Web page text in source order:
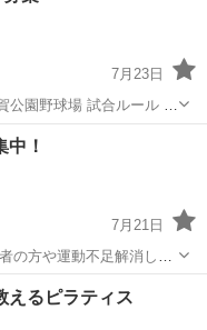
7月23日
（全員打
撃側審判 各チームか...
野球場
！
7月21日
いことをしたい方 是非参
えるピラティス